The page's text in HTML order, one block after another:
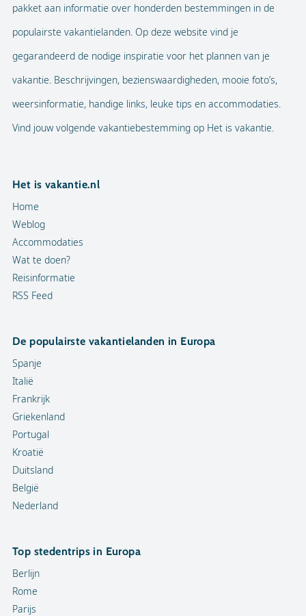
pakket aan informatie over honderden bestemmingen in de
populairste vakantielanden. Op deze website vind je
gegarandeerd de nodige inspiratie voor het plannen van je
vakantie. Beschrijvingen, bezienswaardigheden, mooie foto’s,
weersinformatie, handige links, leuke tips en accommodaties.
Vind jouw volgende vakantiebestemming op Het is vakantie.
Het is vakantie.nl
Home
Weblog
Accommodaties
Wat te doen?
Reisinformatie
RSS Feed
De populairste vakantielanden in Europa
Spanje
Italië
Frankrijk
Griekenland
Portugal
Kroatië
Duitsland
België
Nederland
Top stedentrips in Europa
Berlijn
Rome
Parijs